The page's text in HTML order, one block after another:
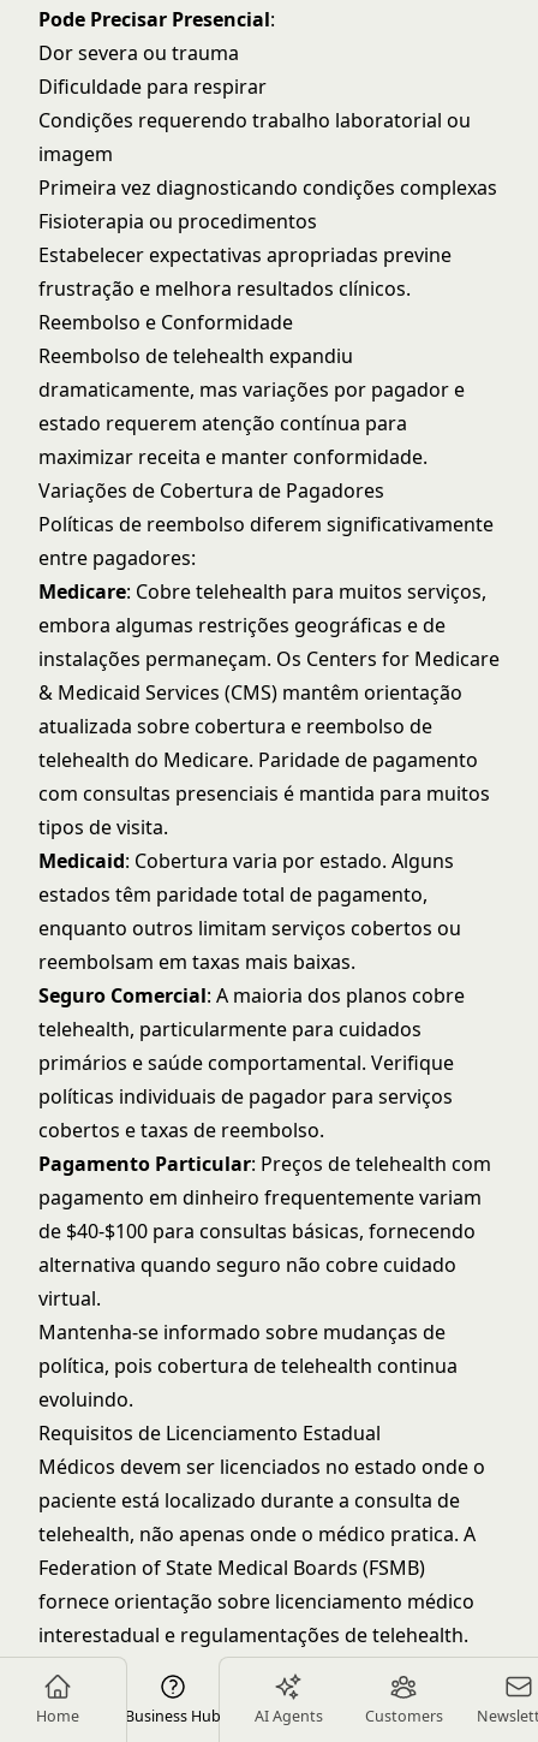
Home Business Hub AI Agents Customers
Pode Precisar Presencial:
Dor severa ou trauma
Dificuldade para respirar
Condições requerendo trabalho laboratorial ou
imagem
Primeira vez diagnosticando condições complexas
Fisioterapia ou procedimentos
Estabelecer expectativas apropriadas previne
frustração e melhora resultados clínicos.
Reembolso e Conformidade
Reembolso de telehealth expandiu
dramaticamente, mas variações por pagador e
estado requerem atenção contínua para
maximizar receita e manter conformidade.
Variações de Cobertura de Pagadores
Políticas de reembolso diferem significativamente
entre pagadores:
Medicare: Cobre telehealth para muitos serviços,
embora algumas restrições geográficas e de
instalações permaneçam. Os Centers for Medicare
& Medicaid Services (CMS) mantêm orientação
atualizada sobre cobertura e reembolso de
telehealth do Medicare. Paridade de pagamento
com consultas presenciais é mantida para muitos
tipos de visita.
Medicaid: Cobertura varia por estado. Alguns
estados têm paridade total de pagamento,
enquanto outros limitam serviços cobertos ou
reembolsam em taxas mais baixas.
Seguro Comercial: A maioria dos planos cobre
telehealth, particularmente para cuidados
primários e saúde comportamental. Verifique
políticas individuais de pagador para serviços
cobertos e taxas de reembolso.
Pagamento Particular: Preços de telehealth com
pagamento em dinheiro frequentemente variam
de $40-$100 para consultas básicas, fornecendo
alternativa quando seguro não cobre cuidado
virtual.
Mantenha-se informado sobre mudanças de
política, pois cobertura de telehealth continua
evoluindo.
Requisitos de Licenciamento Estadual
Médicos devem ser licenciados no estado onde o
paciente está localizado durante a consulta de
telehealth, não apenas onde o médico pratica. A
Federation of State Medical Boards (FSMB)
fornece orientação sobre licenciamento médico
interestadual e regulamentações de telehealth.
Isso cria desafios para clínicas perto de fronteiras
estaduais ou buscando expandir alcance